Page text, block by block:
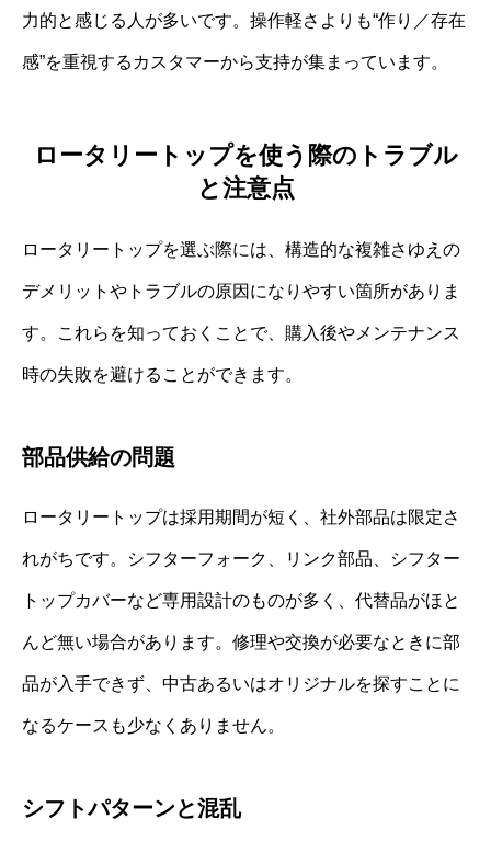
力的と感じる人が多いです。操作軽さよりも“作り／存在
感”を重視するカスタマーから支持が集まっています。
ロータリートップを使う際のトラブル
と注意点
ロータリートップを選ぶ際には、構造的な複雑さゆえの
デメリットやトラブルの原因になりやすい箇所がありま
す。これらを知っておくことで、購入後やメンテナンス
時の失敗を避けることができます。
部品供給の問題
ロータリートップは採用期間が短く、社外部品は限定さ
れがちです。シフターフォーク、リンク部品、シフター
トップカバーなど専用設計のものが多く、代替品がほと
んど無い場合があります。修理や交換が必要なときに部
品が入手できず、中古あるいはオリジナルを探すことに
なるケースも少なくありません。
シフトパターンと混乱